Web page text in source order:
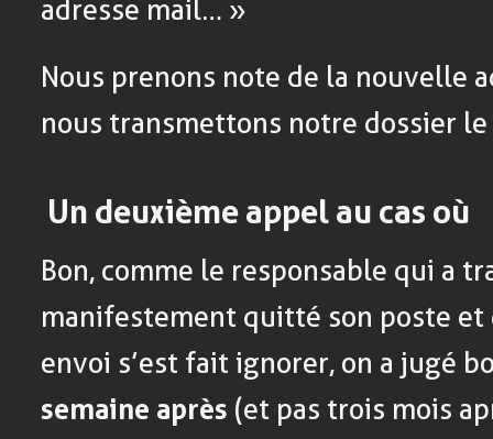
adresse mail… »
Nous prenons note de la nouvelle
nous transmettons notre dossier
Un deuxième appel au cas où
Bon, comme le responsable qui a
manifestement quitté son poste
envoi s’est fait ignorer, on a jugé
semaine après (et pas trois mois